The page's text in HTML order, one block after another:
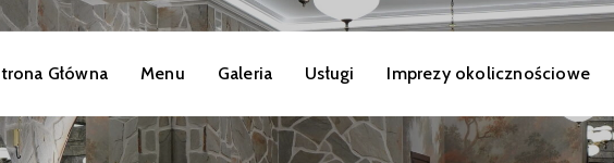
Główna Menu Galeria Usługi Imprezy okolicznościowe